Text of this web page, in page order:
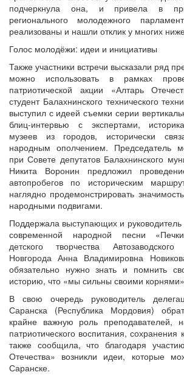
подчеркнула она, и привела в
регионального молодежного
реализованы и нашли отклик у многих
Голос молодёжи: идеи и инициативы
Также участники встречи высказали ряд
можно использовать в рамках
патриотической акции «Алтарь
студент Балахнинского технического
выступил с идеей съемки серии
блиц-интервью с экспертами,
музеев из городов, исторически
народным ополчением. Председатель
при Совете депутатов Балахнинского
Никита Воронин предложил
автопробегов по историческим
наглядно продемонстрировать
народными подвигами.
Поддержала выступающих и руководитель
современной народной песни
детского творчества
Новгорода Анна Владимировна
обязательно нужно знать и помнить
историю, что «мы сильны своими
В свою очередь руководитель
Саранска (Республика Мордовия)
крайне важную роль преподавателей,
патриотического воспитания, сохранения
также сообщила, что благодаря
Отечества» возникли идеи, которые
Саранске.